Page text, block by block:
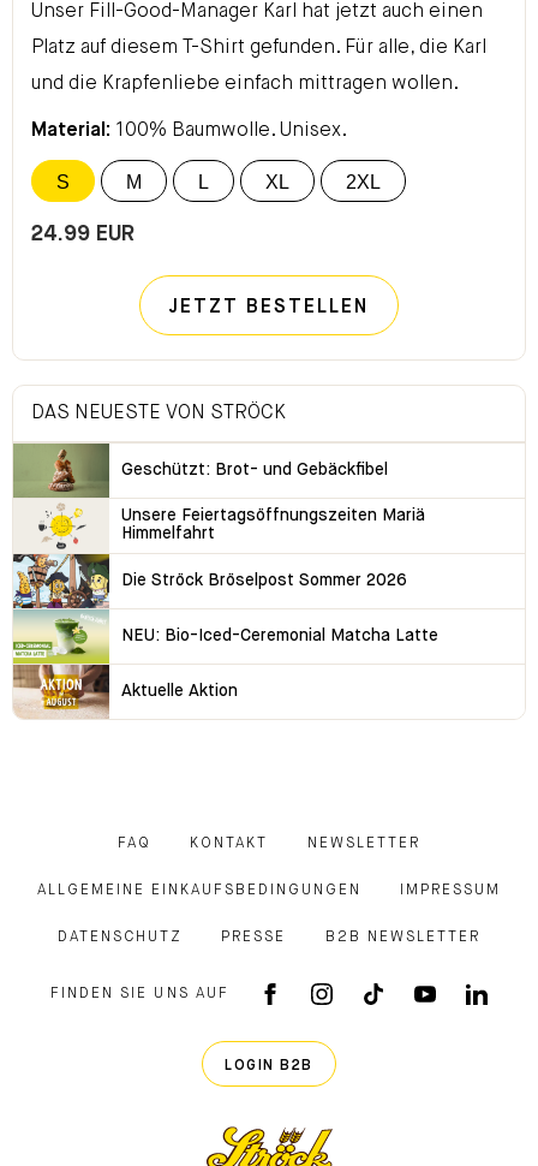
Unser Fill-Good-Manager Karl hat jetzt auch einen
Platz auf diesem T-Shirt gefunden. Für alle, die Karl
und die Krapfenliebe einfach mittragen wollen.
Material: 100% Baumwolle. Unisex.
S M L XL 2XL
24.99 EUR
JETZT BESTELLEN
DAS NEUESTE VON STRÖCK
Geschützt: Brot- und Gebäckfibel
Unsere Feiertagsöffnungszeiten Mariä
Himmelfahrt
Die Ströck Bröselpost Sommer 2026
NEU: Bio-Iced-Ceremonial Matcha Latte
Aktuelle Aktion
FAQ KONTAKT NEWSLETTER
ALLGEMEINE EINKAUFSBEDINGUNGEN IMPRESSUM
DATENSCHUTZ PRESSE B2B NEWSLETTER
FINDEN SIE UNS AUF
FACEBOOK APP
INSTAGRAM
TIKTOKYOUTUBE
LOGIN B2B